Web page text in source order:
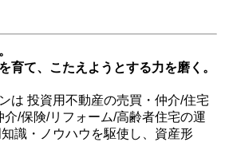
育て、こたえようとする力を磨く。
は 投資用不動産の売買・仲介/住宅
/保険/リフォーム/高齢者住宅の運
識・ノウハウを駆使し、資産形